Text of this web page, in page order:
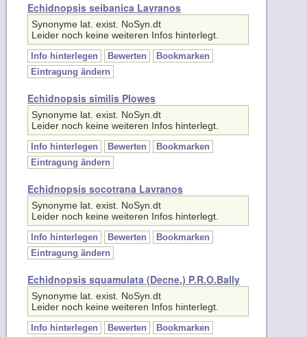
Synonyme lat. exist. NoSyn.dt
Leider noch keine weiteren Infos hinterlegt.
Info hinterlegen Bewerten
Bookmarken
Eintragung ändern
Synonyme lat. exist. NoSyn.dt
Leider noch keine weiteren Infos hinterlegt.
Info hinterlegen Bewerten
Bookmarken
Eintragung ändern
Synonyme lat. exist. NoSyn.dt
Leider noch keine weiteren Infos hinterlegt.
Info hinterlegen Bewerten
Bookmarken
Eintragung ändern
Synonyme lat. exist. NoSyn.dt
Leider noch keine weiteren Infos hinterlegt.
Info hinterlegen Bewerten
Bookmarken
Eintragung ändern